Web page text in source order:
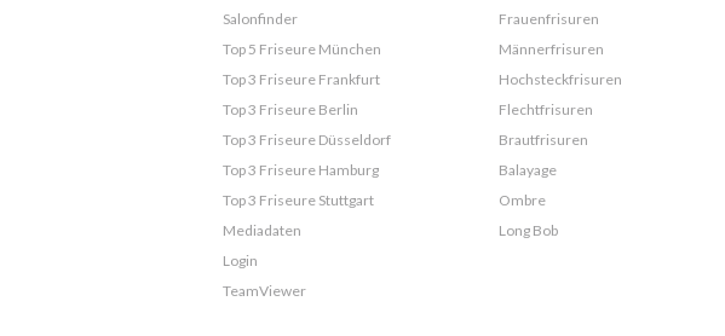
Salonfinder
Top 5 Friseure München
Top 3 Friseure Frankfurt
Top 3 Friseure Berlin
Top 3 Friseure Düsseldorf
Top 3 Friseure Hamburg
Top 3 Friseure Stuttgart
Mediadaten
Login
TeamViewer
Frauenfrisuren
Männerfrisuren
Hochsteckfrisuren
Flechtfrisuren
Brautfrisuren
Balayage
Ombre
Long Bob